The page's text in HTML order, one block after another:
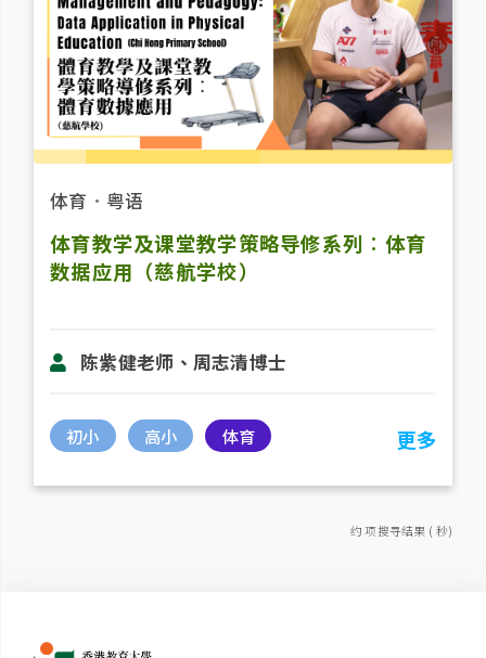
体育 ． 粤语
体育教学及课堂教学策略导修系列︰体育
数据应用（慈航学校）
陈紫健老师、周志清博士
初小 高小 体育 更多
约 项搜寻结果 ( 秒)